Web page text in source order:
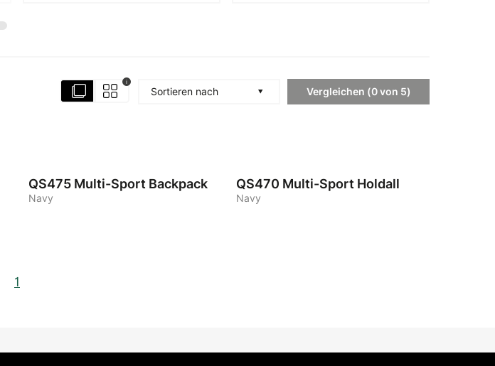
i
Sortieren nach Vergleichen (0 von 5)
QS475 Multi-Sport Backpack
Navy
QS470 Multi-Sport Holdall
Navy
1